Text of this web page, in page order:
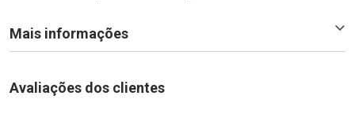
Mais informações
Avaliações dos clientes